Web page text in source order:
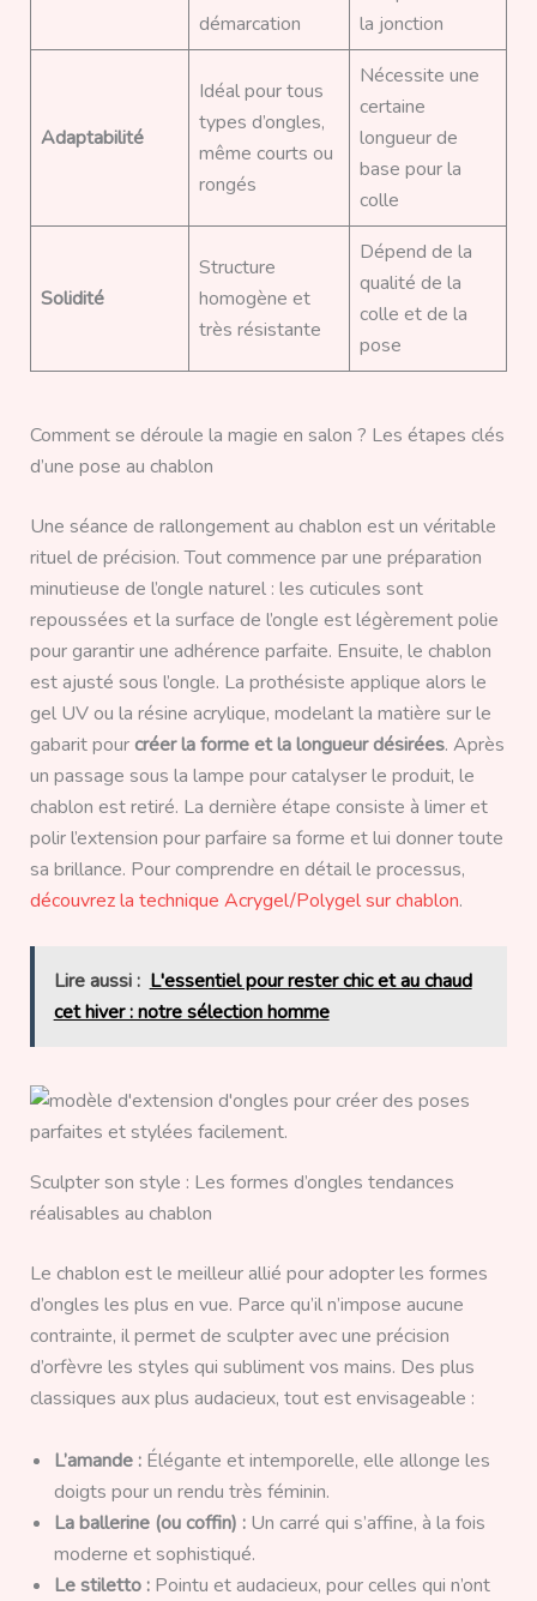
démarcation
la jonction
Adaptabilité
Idéal pour tous
types d’ongles,
même courts ou
rongés
Nécessite une
certaine
longueur de
base pour la
colle
Solidité
Structure
homogène et
très résistante
Dépend de la
qualité de la
colle et de la
pose
Comment se déroule la magie en salon ? Les étapes clés
d’une pose au chablon
Une séance de rallongement au chablon est un véritable
rituel de précision. Tout commence par une préparation
minutieuse de l’ongle naturel : les cuticules sont
repoussées et la surface de l’ongle est légèrement polie
pour garantir une adhérence parfaite. Ensuite, le chablon
est ajusté sous l’ongle. La prothésiste applique alors le
gel UV ou la résine acrylique, modelant la matière sur le
gabarit pourcréer la forme et la longueur désirées. Après
un passage sous la lampe pour catalyser le produit, le
chablon est retiré. La dernière étape consiste à limer et
polir l’extension pour parfaire sa forme et lui donner toute
sa brillance. Pour comprendre en détail le processus,
découvrez la technique Acrygel/Polygel sur chablon.
Lire aussi : L'essentiel pour rester chic et au chaud
cet hiver : notre sélection homme
Sculpter son style : Les formes d’ongles tendances
réalisables au chablon
Le chablon est le meilleur allié pour adopter les formes
d’ongles les plus en vue. Parce qu’il n’impose aucune
contrainte, il permet de sculpter avec une précision
d’orfèvre les styles qui subliment vos mains. Des plus
classiques aux plus audacieux, tout est envisageable :
L’amande :Élégante et intemporelle, elle allonge les
doigts pour un rendu très féminin.
La ballerine (ou coffin) :Un carré qui s’affine, à la fois
moderne et sophistiqué.
Le stiletto :Pointu et audacieux, pour celles qui n’ont